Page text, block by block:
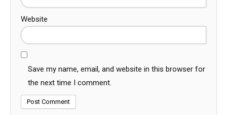
Website
Save my name, email, and website in this browser for
the next time I comment.